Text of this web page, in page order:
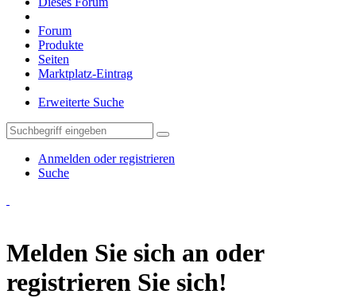
Forum
Produkte
Seiten
Marktplatz-Eintrag
Erweiterte Suche
Anmelden oder registrieren
Suche
Melden Sie sich an oder
registrieren Sie sich!